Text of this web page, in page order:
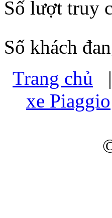
Số lượt truy
Số khách
Trang chủ
xe Piaggio